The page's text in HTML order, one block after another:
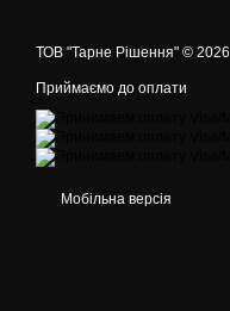
ТОВ "Тарне Рішення" © 2026
Приймаємо до оплати
Мобільна версія